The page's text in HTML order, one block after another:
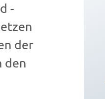
-
der
den